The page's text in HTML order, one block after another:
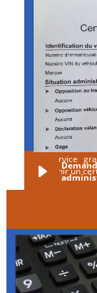
Ce service
d'obtenir un